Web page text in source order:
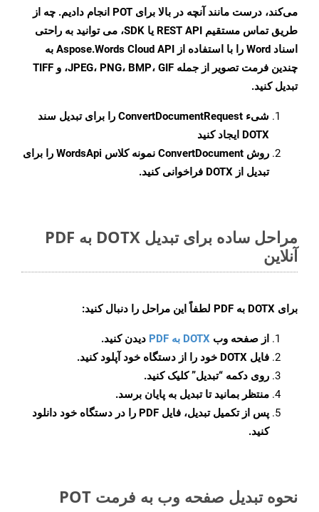
می‌کند، درست مانند آنچه در بالا برای POT انجام دادیم. چه از
طریق تماس مستقیم REST API یا SDK، می توانید به راحتی
اسناد Word را با استفاده از Aspose.Words Cloud API به
چندین فرمت تصویر از جمله JPEG، PNG، BMP، GIF، و TIFF
تبدیل کنید.
شیء ConvertDocumentRequest را برای تبدیل سند
DOTX ایجاد کنید
روش ConvertDocument
نمونه کلاس WordsApi را برای
تبدیل از DOTX فراخوانی کنید.
مراحل ساده برای تبدیل DOTX به PDF
آنلاین
برای DOTX به PDF لطفاً این مراحل را دنبال کنید:
از صفحه وب DOTX به PDF
دیدن کنید.
فایل DOTX خود را از دستگاه خود آپلود کنید.
روی دکمه “تبدیل”کلیک کنید.
منتظر بمانید تا تبدیل به پایان برسد.
پس از تکمیل تبدیل، فایل PDF را در دستگاه خود دانلود
کنید.
نحوه تبدیل صفحه وب به فرمت POT